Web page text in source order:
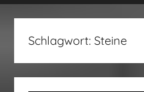
fertig…!
Schlagwort: Steine